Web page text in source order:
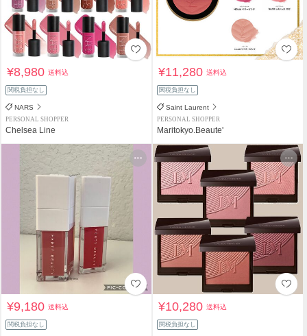
¥8,980送料込
関税負担なし
NARS
PERSONAL SHOPPER
Chelsea Line
¥11,280送料込
関税負担なし
Saint Laurent
PERSONAL SHOPPER
Maritokyo.Beaute'
¥9,180送料込
関税負担なし
¥10,280送料込
関税負担なし